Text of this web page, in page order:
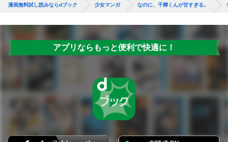
漫画無料試し読みならdブック 少女マンガ なのに、千輝くんが甘すぎる。
アプリならもっと便利で快適に！